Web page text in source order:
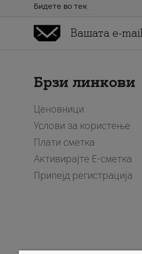
Бидете во тек
Брзи линкови
Ценовници
Услови за користење
Плати сметка
Активирајте Е-сметка
Припејд регистрација